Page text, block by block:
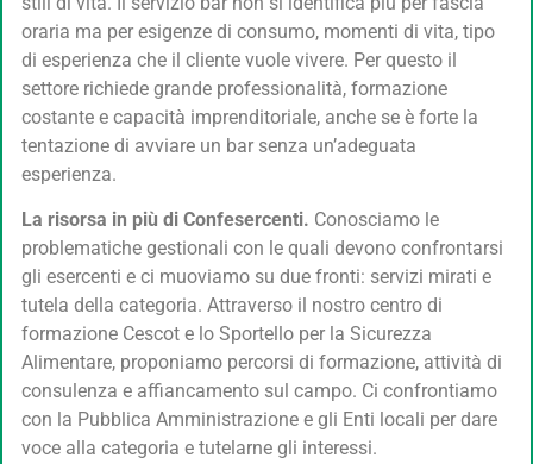
oraria ma per esigenze di consumo, momenti di vita, tipo
di esperienza che il cliente vuole vivere. Per questo il
settore richiede grande professionalità, formazione
costante e capacità imprenditoriale, anche se è forte la
tentazione di avviare un bar senza un’adeguata
esperienza.
La risorsa in più di Confesercenti. Conosciamo le
problematiche gestionali con le quali devono confrontarsi
gli esercenti e ci muoviamo su due fronti: servizi mirati e
tutela della categoria. Attraverso il nostro centro di
formazione Cescot e lo Sportello per la Sicurezza
Alimentare, proponiamo percorsi di formazione, attività di
consulenza e affiancamento sul campo. Ci confrontiamo
con la Pubblica Amministrazione e gli Enti locali per dare
voce alla categoria e tutelarne gli interessi.